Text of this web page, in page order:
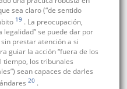
sea claro (“de sentido
19 . La preocupación,
legalidad” se puede dar por
prestar atención a si
guiar la acción “fuera de los
tiempo, los tribunales
sean capaces de darles
20 .